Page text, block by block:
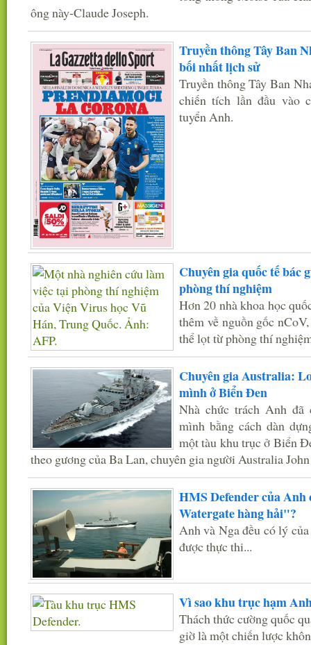
ông này-Claude Joseph.
Truyền thông Tây Ban
bối nhất lịch sử
Truyền thông Tây Ban
chiến tích lần đầu vào
tuyển Anh.
Chuyên gia quốc tế bác
phòng thí nghiệm
Hơn 20 nhà khoa học
thêm về nguồn gốc
thể lọt từ phòng thí
Chuyên gia Australia:
mình ở Biển Đen
Nhà chức trách Anh đã
mình bằng cách dàn
một tàu khu trục ở Biển
theo gương của Ba Lan, chuyên gia người Australia
HMS Defender của
Watergate hàng hải"?
Anh và Nga đều có lý
được thực thi...
Vì sao khu trục hạm
Thách thức cường quốc
giờ là một chiến lược